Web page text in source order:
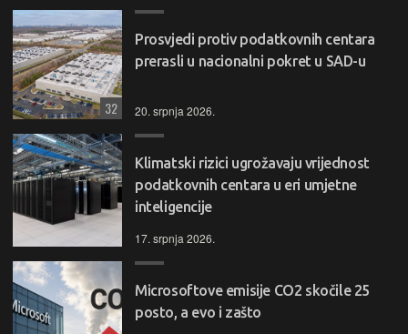
Prosvjedi protiv podatkovnih centara
prerasli u nacionalni pokret u SAD-u
20. srpnja 2026.
32
Klimatski rizici ugrožavaju vrijednost
podatkovnih centara u eri umjetne
inteligencije
17. srpnja 2026.
Microsoftove emisije CO2 skočile 25
posto, a evo i zašto